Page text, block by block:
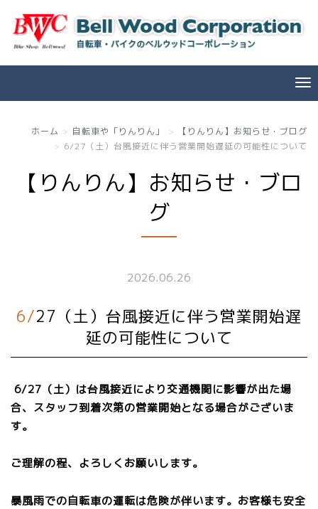
ホーム 自転車や「りんりん」
【りんりん】お知らせ・ブログ
6/27（土）台風接近に伴う営業開始遅延の可能性について
【りんりん】お知らせ・ブロ
グ
2026.06.26
6/27（土）台風接近に伴う営業開始遅
延の可能性について
6/27（土）は台風接近により交通機関に影響が出た場
合、スタッフ到着次第の営業開始となる場合がございま
す。
ご理解の程、よろしくお願いします。
暴風雨での自転車の運転は危険が伴います。お客様も安全